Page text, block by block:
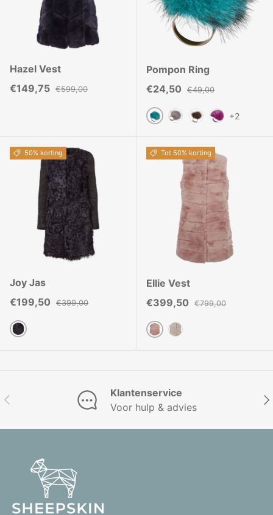
Hazel Vest
Verkoopprijs
€149,75 Reguliere prijs
€599,00
Pompon Ring
Verkoopprijs
€24,50 Reguliere prijs
€49,00
AquaIers Blauw
BruinLichtroze
+2
50% korting
Joy Jas
Verkoopprijs
€199,50 Reguliere prijs
€399,00
Donkergrijs
Tot 50% korting
Ellie Vest
Verkoopprijs
€399,50 Reguliere prijs
€799,00
RozeEenvoudig Taupe
Vorige
Klantenservice
Voor hulp & advies